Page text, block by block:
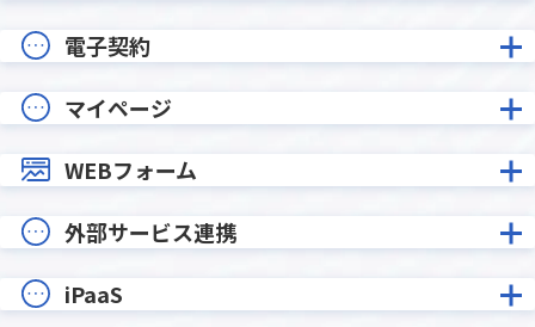
電子契約
マイページ
WEBフォーム
外部サービス連携
iPaaS